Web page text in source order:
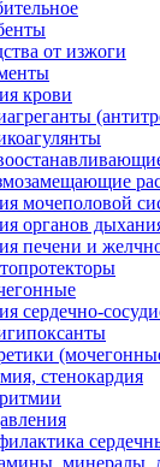
от изжоги
крови
мочеполовой
органов
печени и
сердечно-
стенокардия
минералы,